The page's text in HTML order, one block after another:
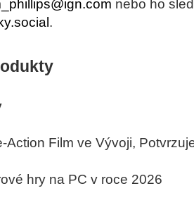
nebo ho
.
Action Film ve Vývoji,
hry na PC v roce 2026